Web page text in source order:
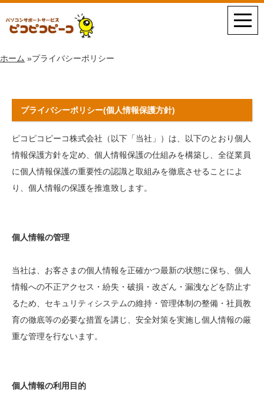
ホーム プライバシーポリシー
プライバシーポリシー(個人情報保護方針)
ピコピコピーコ株式会社（以下「当社」）は、以下のとおり個人
情報保護方針を定め、個人情報保護の仕組みを構築し、全従業員
に個人情報保護の重要性の認識と取組みを徹底させることによ
り、個人情報の保護を推進致します。
個人情報の管理
当社は、お客さまの個人情報を正確かつ最新の状態に保ち、個人
情報への不正アクセス・紛失・破損・改ざん・漏洩などを防止す
るため、セキュリティシステムの維持・管理体制の整備・社員教
育の徹底等の必要な措置を講じ、安全対策を実施し個人情報の厳
重な管理を行ないます。
個人情報の利用目的